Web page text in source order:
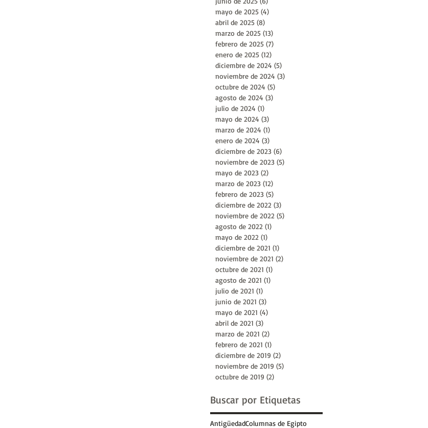
mayo de 2025 (4)
abril de 2025 (8)
marzo de 2025 (13)
febrero de 2025 (7)
enero de 2025 (12)
diciembre de 2024 (5)
noviembre de 2024 (3)
octubre de 2024 (5)
agosto de 2024 (3)
julio de 2024 (1)
mayo de 2024 (3)
marzo de 2024 (1)
enero de 2024 (3)
diciembre de 2023 (6)
noviembre de 2023 (5)
mayo de 2023 (2)
marzo de 2023 (12)
febrero de 2023 (5)
diciembre de 2022 (3)
noviembre de 2022 (5)
agosto de 2022 (1)
mayo de 2022 (1)
diciembre de 2021 (1)
noviembre de 2021 (2)
octubre de 2021 (1)
agosto de 2021 (1)
julio de 2021 (1)
junio de 2021 (3)
mayo de 2021 (4)
abril de 2021 (3)
marzo de 2021 (2)
febrero de 2021 (1)
diciembre de 2019 (2)
noviembre de 2019 (5)
octubre de 2019 (2)
Buscar por Etiquetas
AntigüedadColumnas de Egipto